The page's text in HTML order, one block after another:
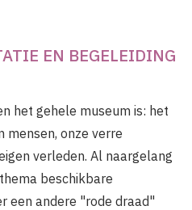
EN BEGELEIDING
het gehele museum is: het
mensen, onze verre
verleden. Al naargelang
beschikbare
een andere "rode draad"